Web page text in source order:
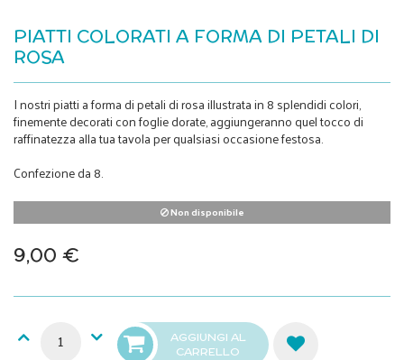
PIATTI COLORATI A FORMA DI PETALI DI
ROSA
I nostri piatti a forma di petali di rosa illustrata in 8 splendidi colori,
finemente decorati con foglie dorate, aggiungeranno quel tocco di
raffinatezza alla tua tavola per qualsiasi occasione festosa.
Confezione da 8.
Non disponibile
9,00 €
AGGIUNGI AL
CARRELLO